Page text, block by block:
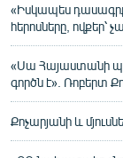
«Իսկապես
հերոսները, ովքեր՝
«Սա Հայաստանի
գործն է». Ռոբերտ
Քոչարյանի և